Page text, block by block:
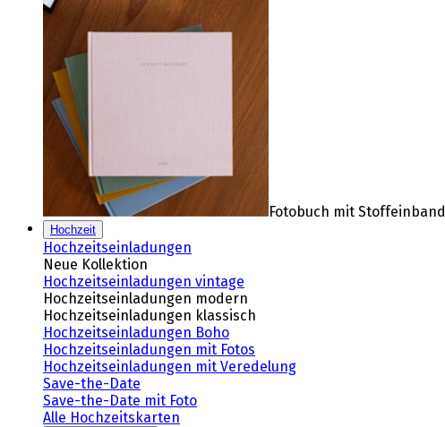
Fotobuch mit Stoffeinband
Hochzeit
Hochzeitseinladungen
Neue Kollektion
Hochzeitseinladungen vintage
Hochzeitseinladungen modern
Hochzeitseinladungen klassisch
Hochzeitseinladungen Boho
Hochzeitseinladungen mit Fotos
Hochzeitseinladungen mit Veredelung
Save-the-Date
Save-the-Date mit Foto
Alle Hochzeitskarten